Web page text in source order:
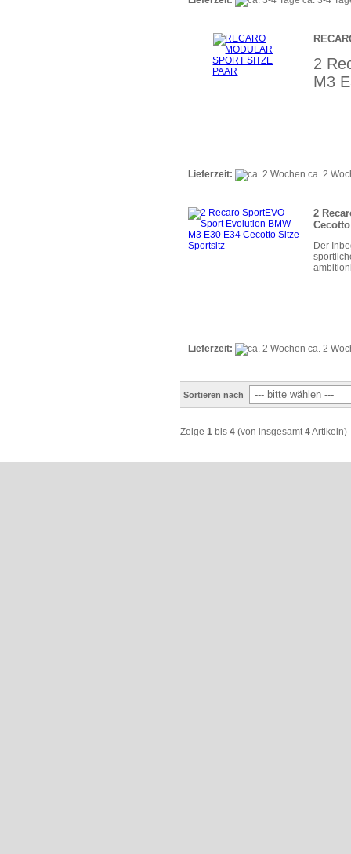
2
M3
Lieferzeit: ca. 2
2
Der
Lieferzeit: ca. 2
Sortieren nach
Zeige 1 bis 4 (von insgesamt 4Artikeln)